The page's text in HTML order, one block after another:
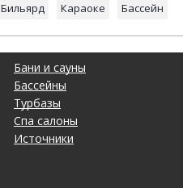
Бильярд Караоке Бассейн
Бани и сауны
Бассейны
Турбазы
Спа салоны
Источники